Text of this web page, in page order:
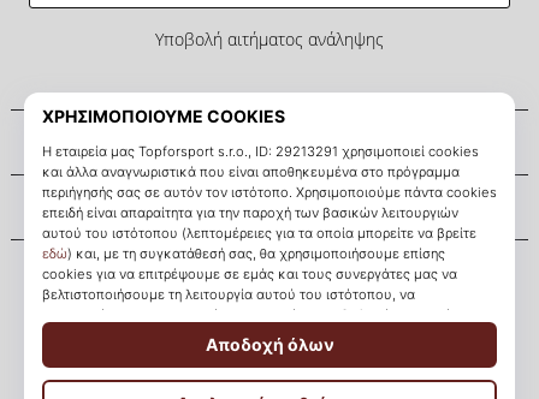
KICKZ.gr
Σχετικά μ' εμάς
Εξυπηρέτηση πελατών
Υποβολή αιτήματος ανάληψης